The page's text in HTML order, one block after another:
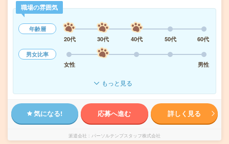
職場の雰囲気
年齢層
20代
30代 40代 50代
60代
男女比率
女性
男性
もっと見る
気になる! 応募へ進む 詳しく見る
派遣会社 パーソルテンプスタッフ株式会社